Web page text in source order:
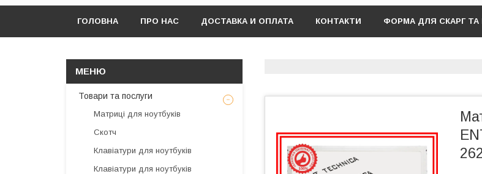
ГОЛОВНА ПРО НАС ДОСТАВКА И ОПЛАТА КОНТАКТИ ФОРМА ДЛЯ СКАРГ ТА
Товари та послуги
Матриці для ноутбуків
Скотч
Клавіатури для ноутбуків
Клавіатури для ноутбуків